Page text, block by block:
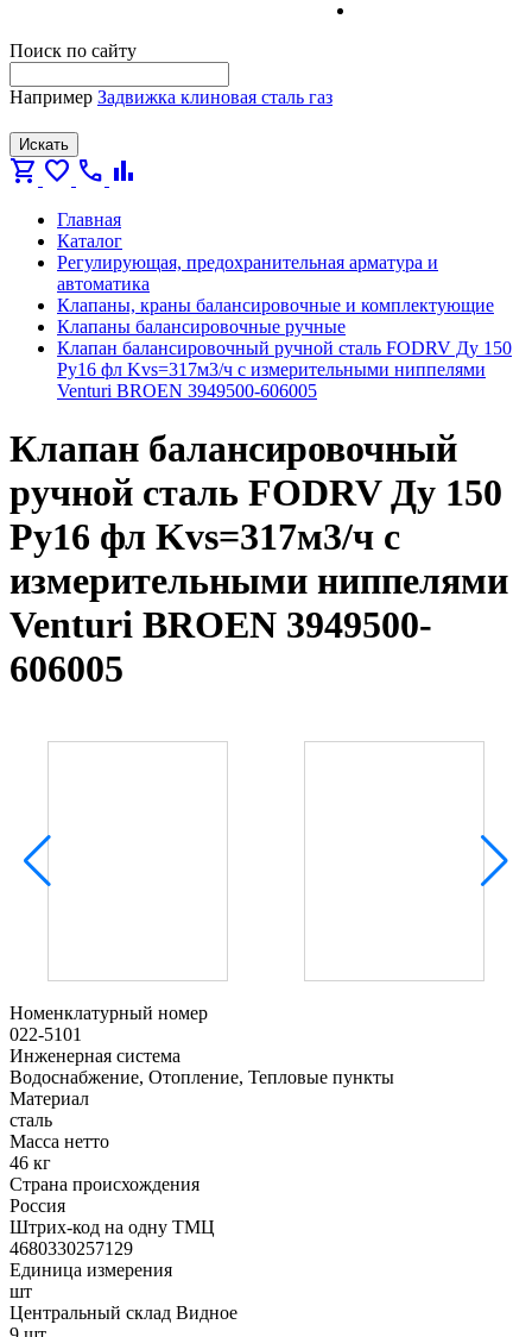
Поиск по сайту
Например Задвижка клиновая сталь газ
Искать
shopping_cart favorite call bar_chart
Главная
Каталог
Регулирующая, предохранительная арматура и
автоматика
Клапаны, краны балансировочные и комплектующие
Клапаны балансировочные ручные
Клапан балансировочный ручной сталь FODRV Ду 150
Ру16 фл Kvs=317м3/ч с измерительными ниппелями
Venturi BROEN 3949500-606005
Клапан балансировочный
ручной сталь FODRV Ду 150
Ру16 фл Kvs=317м3/ч с
измерительными ниппелями
Venturi BROEN 3949500-
606005
Номенклатурный номер
022-5101
Инженерная система
Водоснабжение, Отопление, Тепловые пункты
Материал
сталь
Масса нетто
46 кг
Страна происхождения
Россия
Штрих-код на одну ТМЦ
4680330257129
Единица измерения
шт
Центральный склад Видное